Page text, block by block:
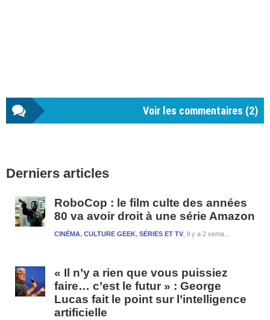
Voir les commentaires (2)
latérale
Derniers articles
RoboCop : le film culte des années
80 va avoir droit à une série Amazon
Il y a 2 semaines et 4 jours
CINÉMA, CULTURE GEEK, SÉRIES ET TV
« Il n’y a rien que vous puissiez
faire… c’est le futur » : George
Lucas fait le point sur l’intelligence
artificielle